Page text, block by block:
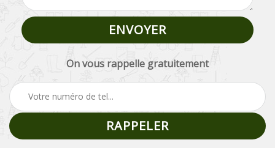
On vous rappelle gratuitement